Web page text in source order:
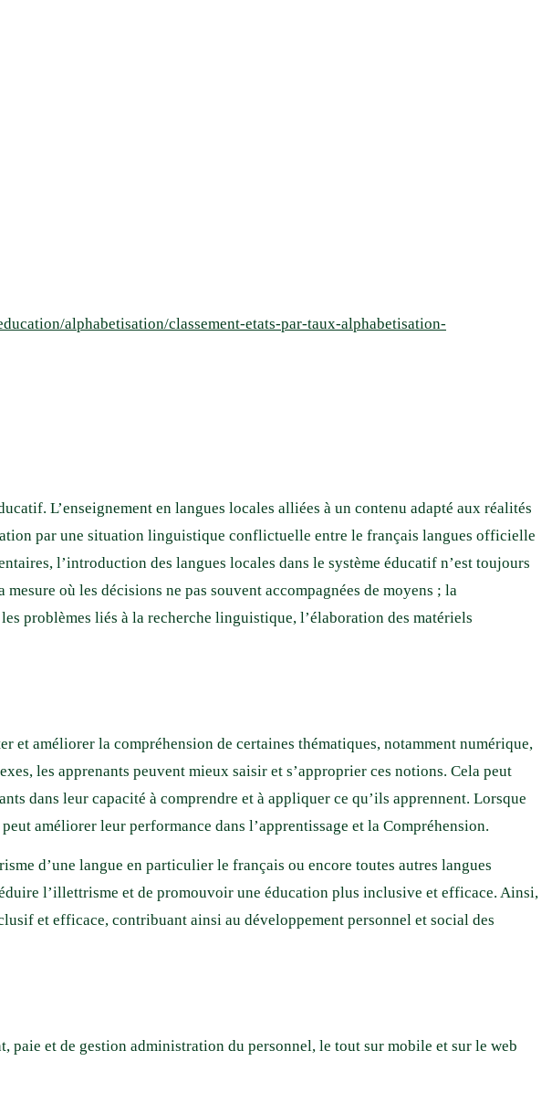
alphabetisation/classement-etats-par-taux-alphabetisation-
L’enseignement en langues locales alliées à un contenu adapté aux réalités
par une situation linguistique conflictuelle entre le français langues officielle
l’introduction des langues locales dans le système éducatif n’est toujours
où les décisions ne pas souvent accompagnées de moyens ; la
problèmes liés à la recherche linguistique, l’élaboration des matériels
et améliorer la compréhension de certaines thématiques, notamment numérique,
les apprenants peuvent mieux saisir et s’approprier ces notions. Cela peut
dans leur capacité à comprendre et à appliquer ce qu’ils apprennent. Lorsque
améliorer leur performance dans l’apprentissage et la Compréhension.
d’une langue en particulier le français ou encore toutes autres langues
l’illettrisme et de promouvoir une éducation plus inclusive et efficace. Ainsi,
et efficace, contribuant ainsi au développement personnel et social des
et de gestion administration du personnel, le tout sur mobile et sur le web